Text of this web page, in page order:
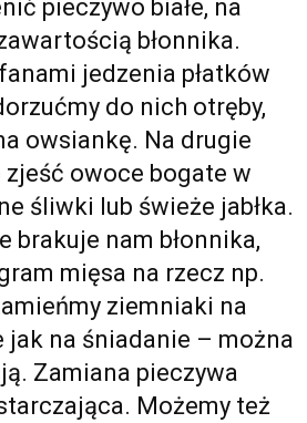
pieczywo białe, na
błonnika.
jedzenia płatków
do nich otręby,
owsiankę. Na drugie
owoce bogate w
śliwki lub świeże jabłka.
brakuje nam błonnika,
mięsa na rzecz np.
ziemniaki na
jak na śniadanie – można
. Zamiana pieczywa
Możemy też